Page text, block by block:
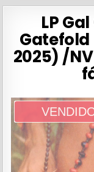
LP
Gatefold
2025) /